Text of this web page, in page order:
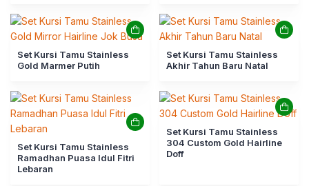
Set Kursi Tamu Stainless
Gold Marmer Putih
Set Kursi Tamu Stainless
Akhir Tahun Baru Natal
Set Kursi Tamu Stainless
Ramadhan Puasa Idul Fitri
Lebaran
Set Kursi Tamu Stainless
304 Custom Gold Hairline
Doff